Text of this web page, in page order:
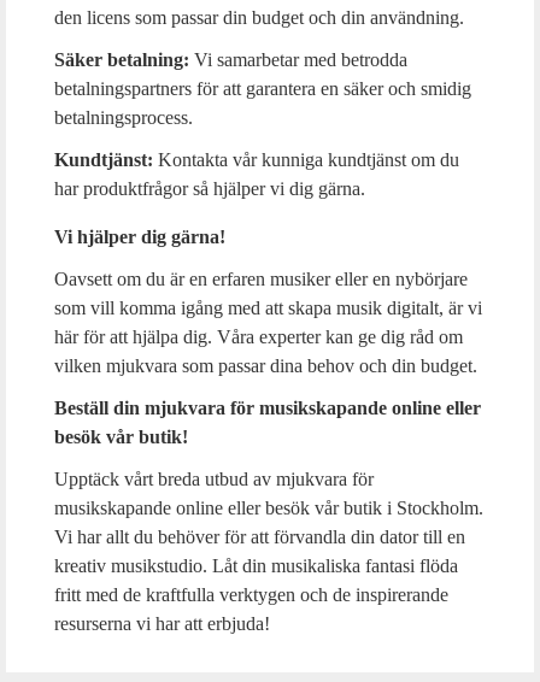
den licens som passar din budget och din användning.
Säker betalning: Vi samarbetar med betrodda
betalningspartners för att garantera en säker och smidig
betalningsprocess.
Kundtjänst: Kontakta vår kunniga kundtjänst om du
har produktfrågor så hjälper vi dig gärna.
Vi hjälper dig gärna!
Oavsett om du är en erfaren musiker eller en nybörjare
som vill komma igång med att skapa musik digitalt, är vi
här för att hjälpa dig. Våra experter kan ge dig råd om
vilken mjukvara som passar dina behov och din budget.
Beställ din mjukvara för musikskapande online eller
besök vår butik!
Upptäck vårt breda utbud av mjukvara för
musikskapande online eller besök vår butik i Stockholm.
Vi har allt du behöver för att förvandla din dator till en
kreativ musikstudio. Låt din musikaliska fantasi flöda
fritt med de kraftfulla verktygen och de inspirerande
resurserna vi har att erbjuda!